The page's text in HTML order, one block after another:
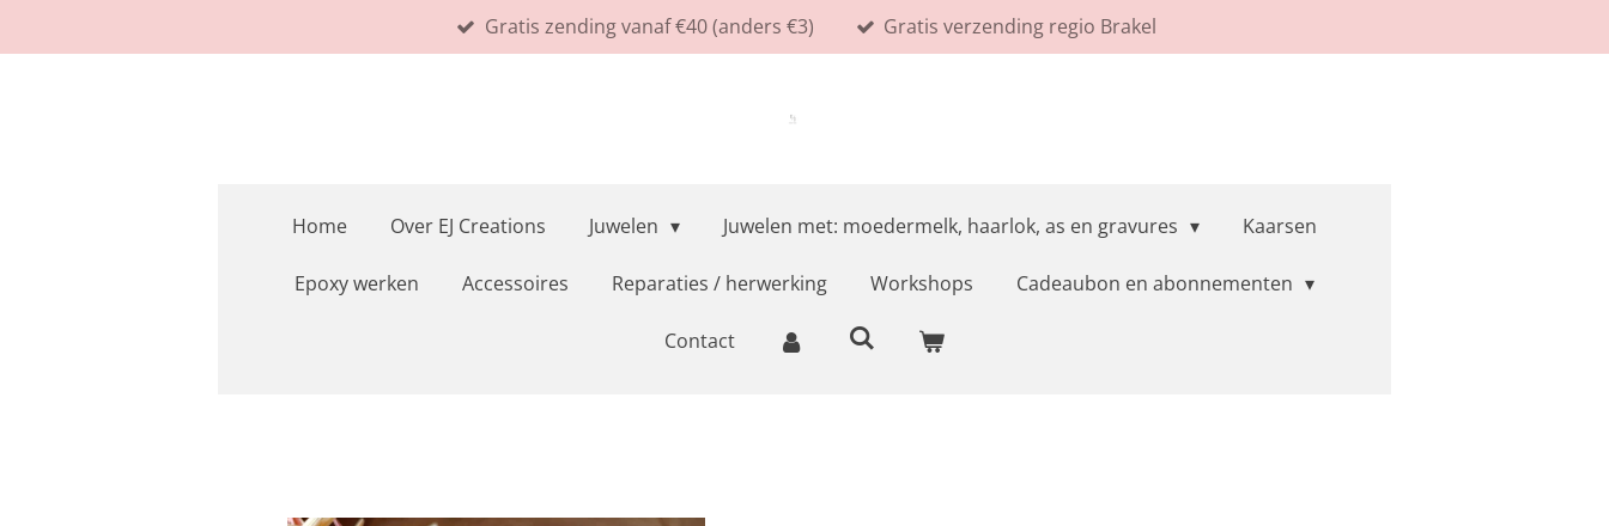
direct
Gratis zending vanaf €40 (anders €3) Gratis verzending regio Brakel
Home Over EJ Creations Juwelen Juwelen met: moedermelk, haarlok, as en gravures Kaarsen
Epoxy werken Accessoires Reparaties / herwerking Workshops Cadeaubon en abonnementen
Contact